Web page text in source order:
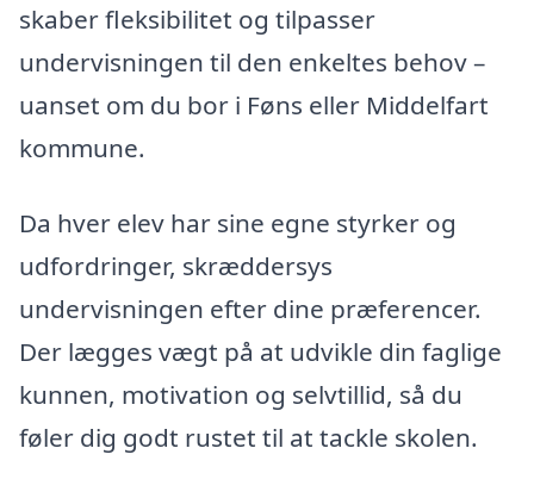
skaber fleksibilitet og tilpasser
undervisningen til den enkeltes behov –
uanset om du bor i Føns eller Middelfart
kommune.
Da hver elev har sine egne styrker og
udfordringer, skræddersys
undervisningen efter dine præferencer.
Der lægges vægt på at udvikle din faglige
kunnen, motivation og selvtillid, så du
føler dig godt rustet til at tackle skolen.